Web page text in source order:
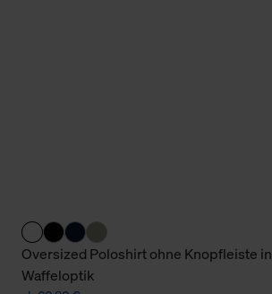
Oversized Poloshirt ohne Knopfleiste in
Waffeloptik